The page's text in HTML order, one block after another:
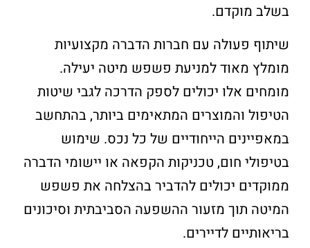
בשלב מוקדם.
שיתוף פעולה עם חברות הדברה מקצועיות
מומלץ מאוד למניעת פשפש מיטה יעילה.
מומחים אלו יכולים לספק הדרכה לגבי שיטות
הטיפול והמוצרים המתאימים ביותר, בהתחשב
במאפיינים הייחודיים של כל נכס. שימוש
בטיפולי חום, טכניקות הקפאה או יישומי הדברה
ממוקדים יכולים להדביר בהצלחה את פשפש
המיטה תוך מזעור ההשפעה הסביבתית וסיכונים
בריאותיים לדיירים.